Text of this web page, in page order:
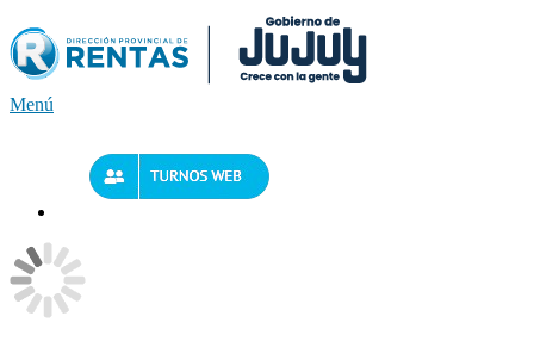
al
contenido
Menú